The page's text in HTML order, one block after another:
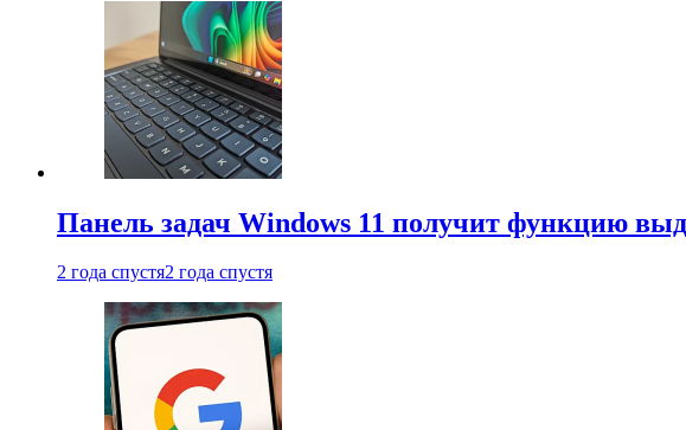
Панель задач Windows 11 получит функцию
2 года спустя2 года спустя